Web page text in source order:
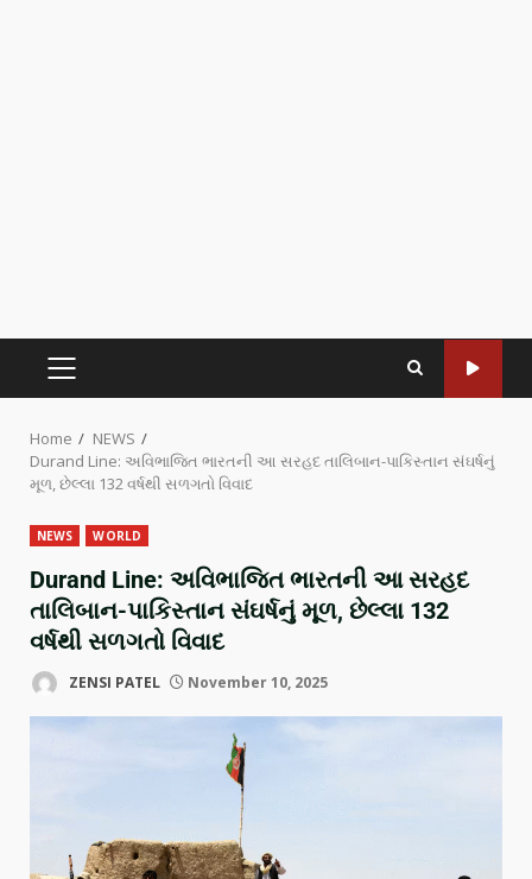
Home
NEWS
Durand Line: અવિભાજિત ભારતની આ સરહદ તાલિબાન-પાકિસ્તાન સંઘર્ષનું
મૂળ, છેલ્લા 132 વર્ષથી સળગતો વિવાદ
NEWS WORLD
Durand Line: અવિભાજિત ભારતની આ સરહદ
તાલિબાન-પાકિસ્તાન સંઘર્ષનું મૂળ, છેલ્લા 132
વર્ષથી સળગતો વિવાદ
ZENSI PATEL November 10, 2025